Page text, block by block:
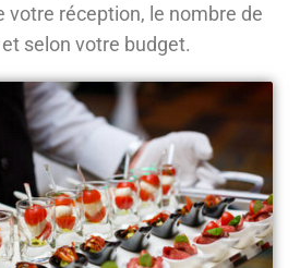
votre réception, le nombre de
selon votre budget.